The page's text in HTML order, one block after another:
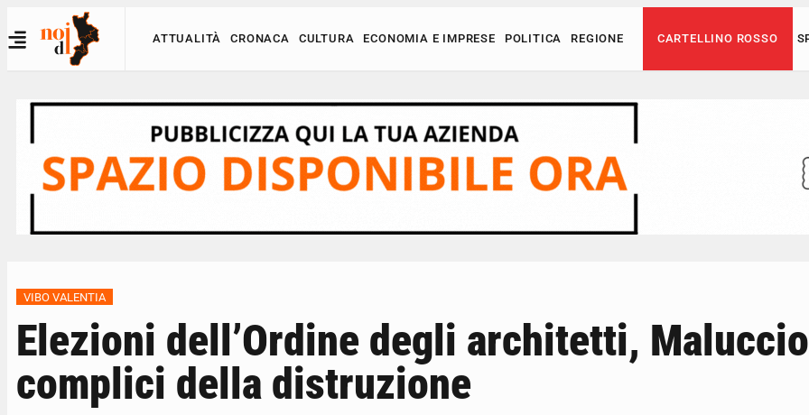
ATTUALITÀ CRONACA CULTURA ECONOMIA E IMPRESE POLITICA REGIONE CARTELLINO ROSSO
VIBO VALENTIA
Elezioni dell’Ordine degli architetti,
complici della distruzione